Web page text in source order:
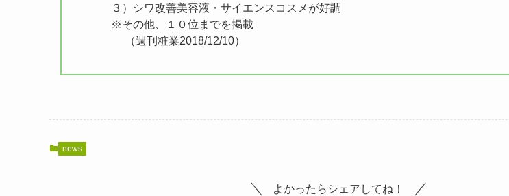
３）シワ改善美容液・サイエンスコスメが好調
※その他、１０位までを掲載
（週刊粧業2018/12/10）
news
よかったらシェアしてね！